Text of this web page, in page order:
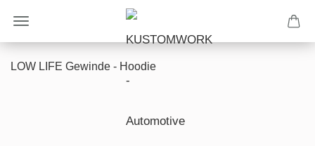
LOW LIFE Gewinde - Hoodie